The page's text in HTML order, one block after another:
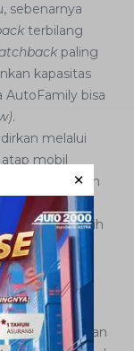
sebenarnya
terbilang
paling
kapasitas
AutoFamily bisa
.
melalui
mobil
Bukan
dengan
yang lebih
dibekali dengan